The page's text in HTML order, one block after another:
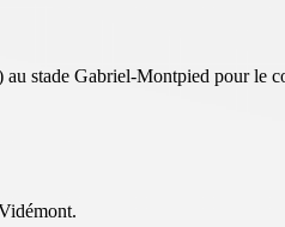
stade Gabriel-Montpied pour le